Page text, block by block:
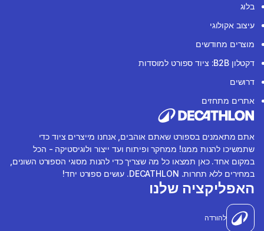
בלוג
עיצוב אקולוגי
מוצרים מחודשים
דקטלון B2B: ציוד ספורט למוסדות
דרושים
אתרים מתחזים
אתם מתאמנים בספורט שאתם אוהבים, אנחנו מייצרים ציוד כדי
שתמשיכו להנות ממנו! ממחקר ופיתוח ועד ייצור ולוגיסטיקה - הכל
במקום אחד. כאן תמצאו כל מה שצריך כדי להנות מסוגי הספורט השונים,
במחירים ללא תחרות. DECATHLON. עושים ספורט יחד!
האפליקציה שלנו
להורדה